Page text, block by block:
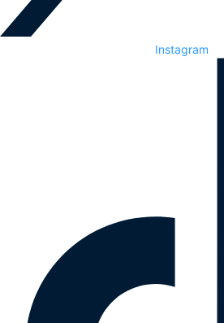
Instagram